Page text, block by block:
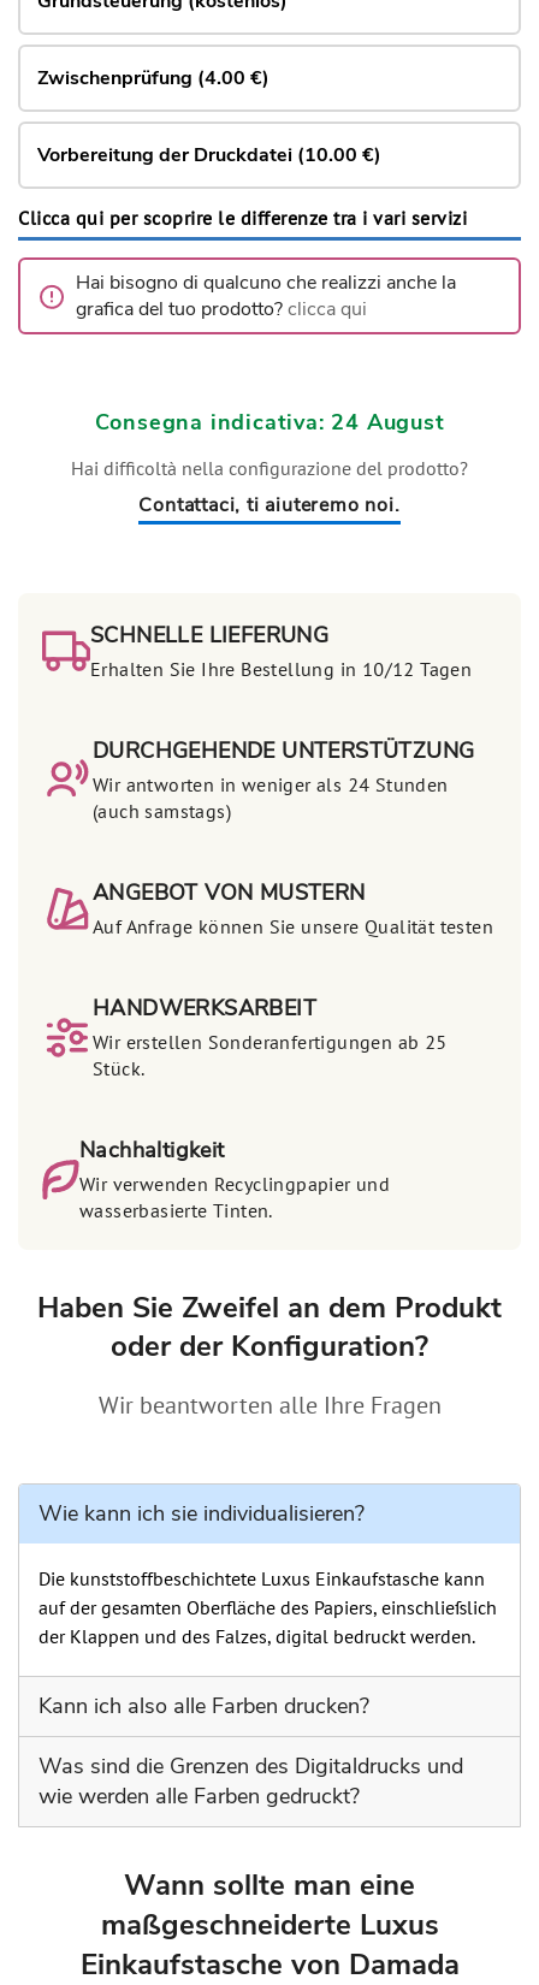
Zwischenprüfung (4.00 €)
Vorbereitung der Druckdatei (10.00 €)
Clicca qui per scoprire le differenze tra i vari servizi
Hai bisogno di qualcuno che realizzi anche la
grafica del tuo prodotto?clicca qui
Consegna indicativa: 24 August
Hai difficoltà nella configurazione del prodotto?
Contattaci, ti aiuteremo noi.
SCHNELLE LIEFERUNG
Erhalten Sie Ihre Bestellung in 10/12 Tagen
DURCHGEHENDE UNTERSTÜTZUNG
Wir antworten in weniger als 24 Stunden
(auch samstags)
ANGEBOT VON MUSTERN
Auf Anfrage können Sie unsere Qualität testen
HANDWERKSARBEIT
Wir erstellen Sonderanfertigungen ab 25
Stück.
Nachhaltigkeit
Wir verwenden Recyclingpapier und
wasserbasierte Tinten.
Haben Sie Zweifel an dem Produkt
oder der Konfiguration?
Wir beantworten alle Ihre Fragen
Wie kann ich sie individualisieren?
Die kunststoffbeschichtete Luxus Einkaufstasche kann
auf der gesamten Oberfläche des Papiers, einschließlich
der Klappen und des Falzes, digital bedruckt werden.
Kann ich also alle Farben drucken?
da der Digitaldruck seine Grenzen hat.
Was sind die Grenzen des Digitaldrucks und
wie werden alle Farben gedruckt?
dank derer verschiedene Grafiken gedruckt werden
können; einfarbige Hintergründe (nur eine Farbe auf
dem Untergrund), die mit dunklen, glänzenden Farben
Wann sollte man eine
maßgeschneiderte Luxus
Einkaufstasche von Damada